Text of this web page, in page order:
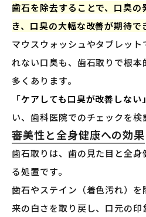
歯石を除去することで、口臭
き、口臭の大幅な改善が期待で
マウスウォッシュやタブレッ
れない口臭も、歯石取りで根
多くあります。
「ケアしても口臭が改善しない
い、歯科医院でのチェックを検
審美性と全身健康への効果
歯石取りは、歯の見た目と全
る処置です。
歯石やステイン（着色汚れ）
来の白さを取り戻し、口元の印